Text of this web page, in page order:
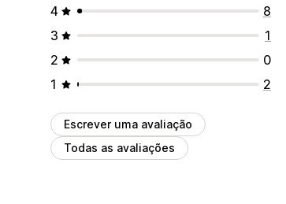
4
8
3
1
2
0
1
2
Escrever uma avaliação
Todas as avaliações